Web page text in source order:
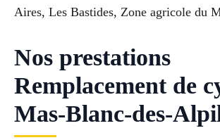
Aires, Les Bastides, Zone agricole du
Nos prestations
Remplacement de
Mas-Blanc-des-